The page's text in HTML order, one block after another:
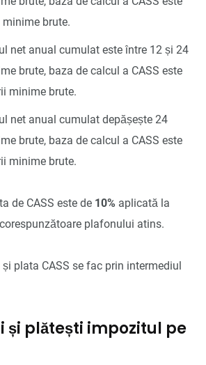
brute.
net anual cumulat este între 12 și 24
brute, baza de calcul a CASS este
minime brute.
net anual cumulat depășește 24
brute, baza de calcul a CASS este
minime brute.
de CASS este de 10% aplicată la
plafonului atins.
și plata CASS se fac prin intermediul
și plătești impozitul pe